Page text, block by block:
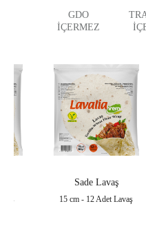
GDO
İÇERMEZ
Sade Lavaş
15 cm - 12 Adet Lavaş